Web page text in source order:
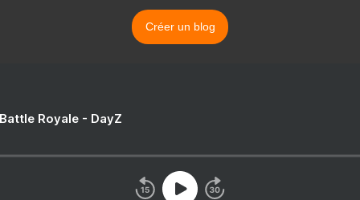
Créer un blog
Royale - DayZ